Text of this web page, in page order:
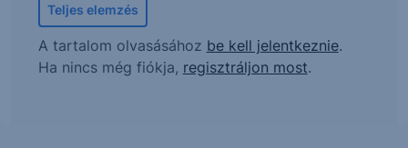
Teljes elemzés
A tartalom olvasásához be kell jelentkeznie.
Ha nincs még fiókja, regisztráljon most.